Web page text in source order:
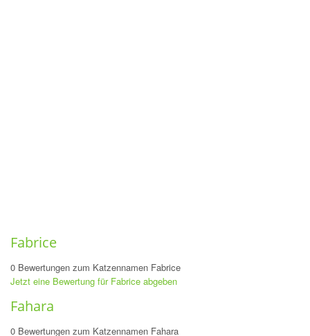
Fabrice
0 Bewertungen zum Katzennamen Fabrice
Jetzt eine Bewertung für Fabrice abgeben
Fahara
0 Bewertungen zum Katzennamen Fahara